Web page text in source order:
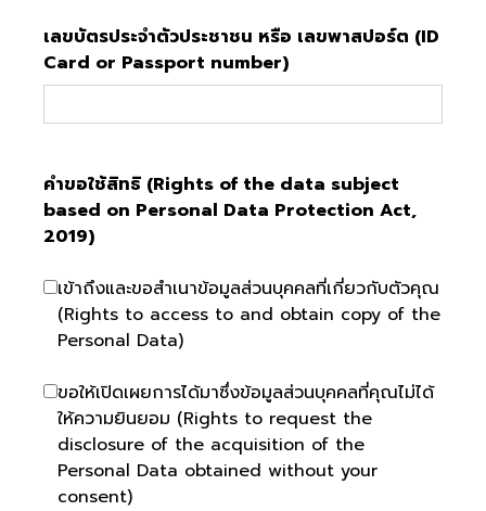
เลขบัตรประจำตัวประชาชน หรือ เลขพาสปอร์ต (ID
Card or Passport number)
คำขอใช้สิทธิ (Rights of the data subject
based on Personal Data Protection Act,
2019)
เข้าถึงและขอสำเนาข้อมูลส่วนบุคคลที่เกี่ยวกับตัวคุณ
(Rights to access to and obtain copy of the
Personal Data)
ขอให้เปิดเผยการได้มาซึ่งข้อมูลส่วนบุคคลที่คุณไม่ได้
ให้ความยินยอม (Rights to request the
disclosure of the acquisition of the
Personal Data obtained without your
consent)